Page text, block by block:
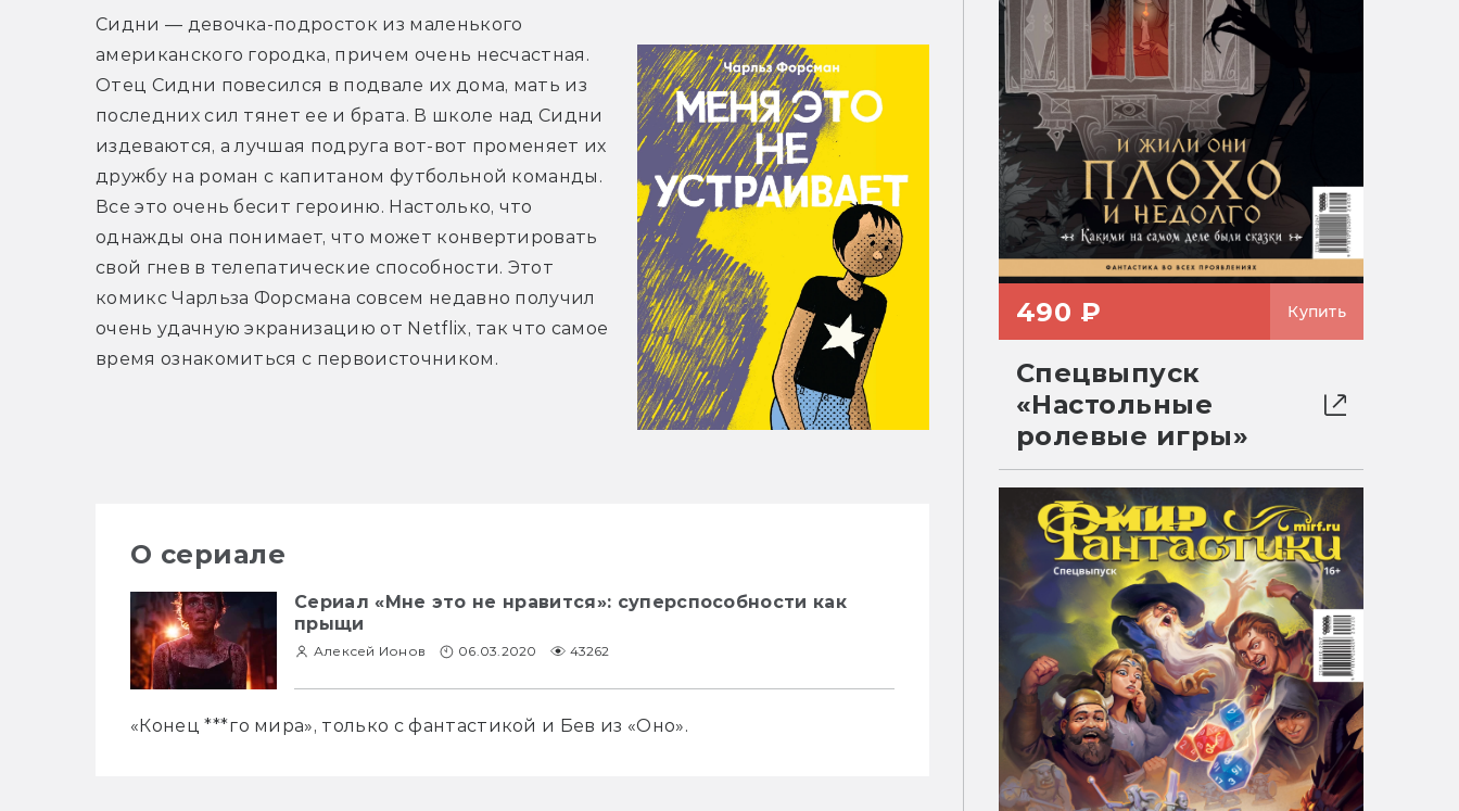
Сидни — девочка-подросток из маленького
американского городка, причем очень несчастная.
Отец Сидни повесился в подвале их дома, мать из
последних сил тянет ее и брата. В школе над Сидни
издеваются, а лучшая подруга вот-вот променяет их
дружбу на роман с капитаном футбольной команды.
Все это очень бесит героиню. Настолько, что
однажды она понимает, что может конвертировать
свой гнев в телепатические способности. Этот
комикс Чарльза Форсмана совсем недавно получил
очень удачную экранизацию от Netflix, так что самое
время ознакомиться с первоисточником.
О сериале
Сериал «Мне это не нравится»: суперспособности как
прыщи
Алексей Ионов 06.03.2020 43262
«Конец ***го мира», только с фантастикой и Бев из «Оно».
490 ₽ Купить
Спецвыпуск
«Настольные
ролевые игры»